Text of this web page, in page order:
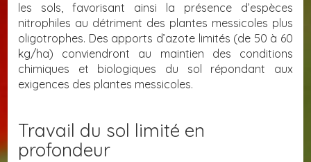
les sols, favorisant ainsi la présence d’espèces
nitrophiles au détriment des plantes messicoles plus
oligotrophes. Des apports d’azote limités (de 50 à 60
kg/ha) conviendront au maintien des conditions
chimiques et biologiques du sol répondant aux
exigences des plantes messicoles.
Travail du sol limité en
profondeur